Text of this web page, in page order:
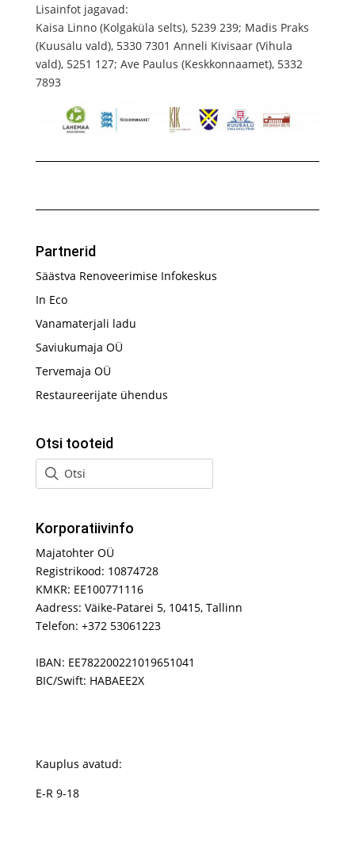
Lisainfot jagavad:
Kaisa Linno (Kolgaküla selts), 5239 239; Madis Praks
(Kuusalu vald), 5330 7301 Anneli Kivisaar (Vihula
vald), 5251 127; Ave Paulus (Keskkonnaamet), 5332
7893
Partnerid
Säästva Renoveerimise Infokeskus
In Eco
Vanamaterjali ladu
Saviukumaja OÜ
Tervemaja OÜ
Restaureerijate ühendus
Otsi tooteid
Korporatiivinfo
Majatohter OÜ
Registrikood: 10874728
KMKR: EE100771116
Aadress: Väike-Patarei 5, 10415, Tallinn
Telefon: +372 53061223
IBAN: EE782200221019651041
BIC/Swift: HABAEE2X
Kauplus avatud:
E-R 9-18